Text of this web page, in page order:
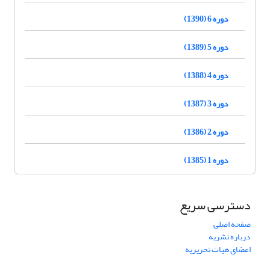
دوره 6 (1390)
دوره 5 (1389)
دوره 4 (1388)
دوره 3 (1387)
دوره 2 (1386)
دوره 1 (1385)
دسترسی سریع
صفحه اصلی
درباره نشریه
اعضای هیات تحریریه